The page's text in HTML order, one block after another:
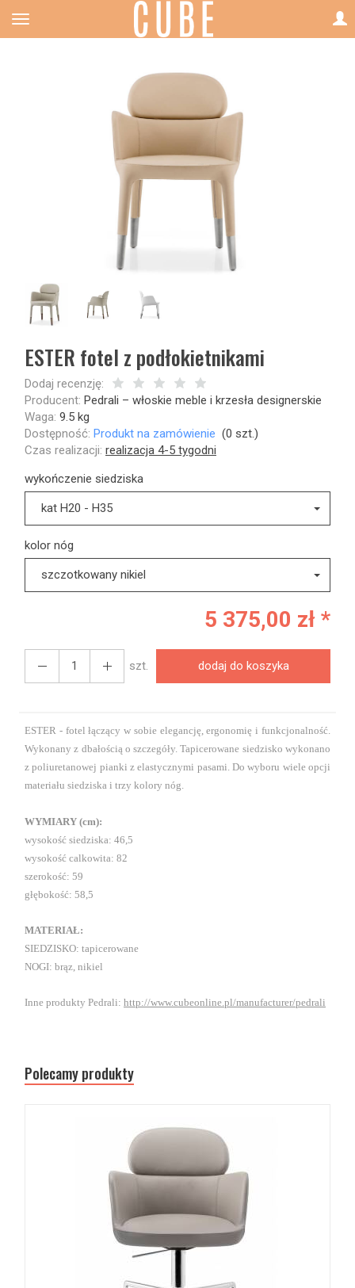
ESTER fotel z podłokietnikami
Dodaj recenzję:
Producent: Pedrali – włoskie meble i krzesła designerskie
Waga: 9.5 kg
Dostępność: Produkt na zamówienie (0 szt.)
Czas realizacji: realizacja 4-5 tygodni
wykończenie siedziska
kat H20 - H35
kolor nóg
szczotkowany nikiel
5 375,00 zł *
szt. dodaj do koszyka
ESTER - fotel łączący w sobie elegancję, ergonomię i funkcjonalność.
Wykonany z dbałością o szczegóły. Tapicerowane siedzisko wykonano
z poliuretanowej pianki z elastycznymi pasami. Do wyboru wiele opcji
materiału siedziska i trzy kolory nóg.
WYMIARY (cm):
wysokość siedziska: 46,5
wysokość calkowita: 82
szerokość: 59
głębokość: 58,5
MATERIAŁ:
SIEDZISKO: tapicerowane
NOGI: brąz, nikiel
Inne produkty Pedrali: http://www.cubeonline.pl/manufacturer/pedrali
Polecamy produkty